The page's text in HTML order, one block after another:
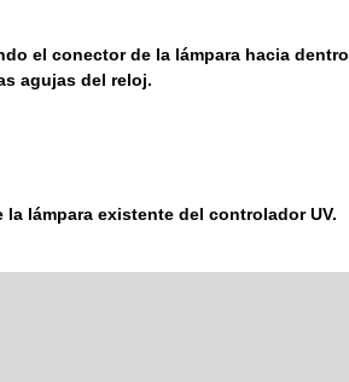
el conector de la lámpara hacia dentro
agujas del reloj.
lámpara existente del controlador UV.